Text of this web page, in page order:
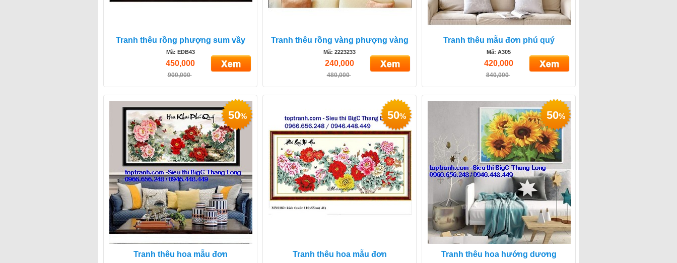
Tranh thêu rồng phượng sum vầy
Mã: EDB43
450,000
900,000
Tranh thêu rồng vàng phượng vàng
Mã: 2223233
240,000
480,000
Tranh thêu mẫu đơn phú quý
Mã: A305
420,000
840,000
Tranh thêu hoa mẫu đơn
50%
Tranh thêu hoa mẫu đơn
50%
Tranh thêu hoa hướng dương
50%